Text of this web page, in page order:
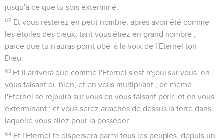
jusqu'à ce que tu sois exterminé.
62 Et vous resterez en petit nombre, après avoir été comme
les étoiles des cieux, tant vous étiez en grand nombre ;
parce que tu n'auras point obéi à la voix de l'Eternel ton
Dieu.
63 Et il arrivera que comme l'Eternel s'est réjoui sur vous, en
vous faisant du bien, et en vous multipliant ; de même
l'Eternel se réjouira sur vous en vous faisant périr, et en vous
exterminant ; et vous serez arrachés de dessus la terre dans
laquelle vous allez pour la posséder.
64 Et l'Eternel te dispersera parmi tous les peuples, depuis un